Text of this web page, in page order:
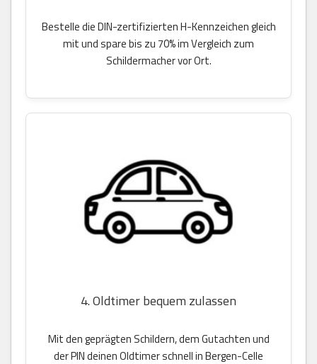
Bestelle die DIN-zertifizierten H-Kennzeichen gleich
mit und spare bis zu 70% im Vergleich zum
Schildermacher vor Ort.
4. Oldtimer bequem zulassen
Mit den geprägten Schildern, dem Gutachten und
der PIN deinen Oldtimer schnell in Bergen-Celle